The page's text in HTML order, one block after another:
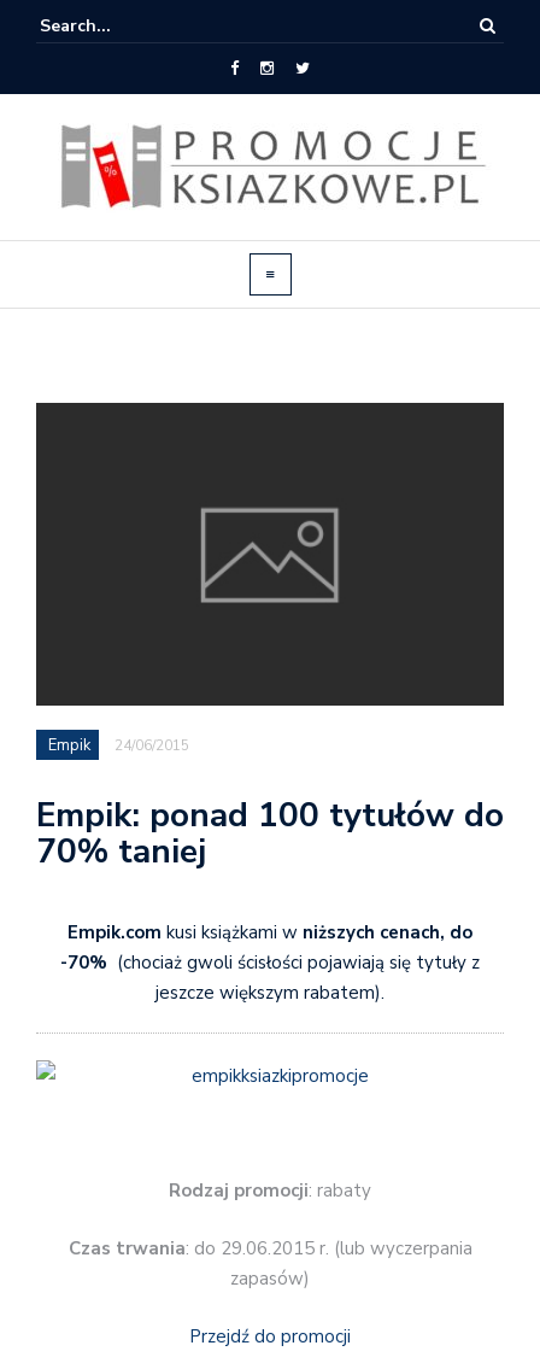
Empik 24/06/2015
Empik: ponad 100 tytułów do
70% taniej
Empik.com kusi książkami w niższych cenach, do
-70% (chociaż gwoli ścisłości pojawiają się tytuły z
jeszcze większym rabatem).
Rodzaj promocji: rabaty
Czas trwania: do 29.06.2015 r. (lub wyczerpania
zapasów)
Przejdź do promocji